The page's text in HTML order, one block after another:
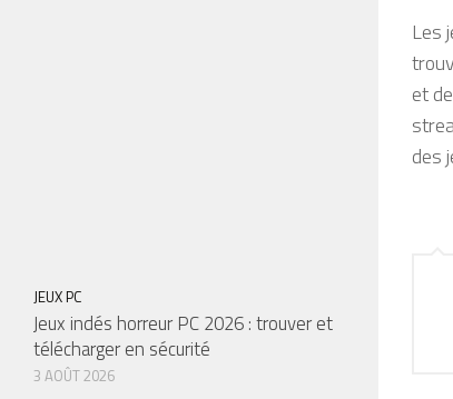
Les
et
des
JEUX PC
Jeux indés horreur PC 2026 : trouver et
télécharger en sécurité
3 AOÛT 2026